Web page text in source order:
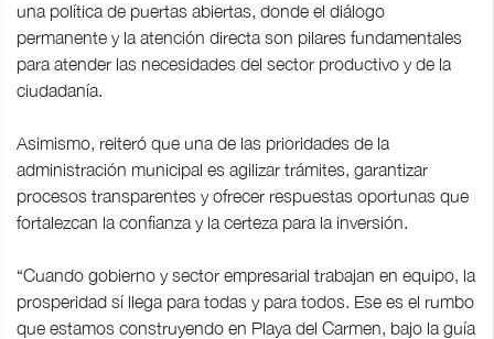
una política de puertas abiertas, donde el diálogo
permanente y la atención directa son pilares fundamentales
para atender las necesidades del sector productivo y de la
ciudadanía.
Asimismo, reiteró que una de las prioridades de la
administración municipal es agilizar trámites, garantizar
procesos transparentes y ofrecer respuestas oportunas que
fortalezcan la confianza y la certeza para la inversión.
“Cuando gobierno y sector empresarial trabajan en equipo, la
prosperidad sí llega para todas y para todos. Ese es el rumbo
que estamos construyendo en Playa del Carmen, bajo la guía